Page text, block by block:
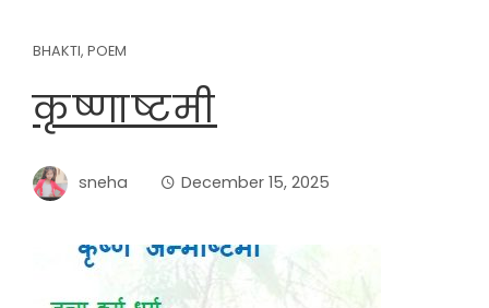
BHAKTI, POEM
कृष्णाष्टमी
sneha December 15, 2025